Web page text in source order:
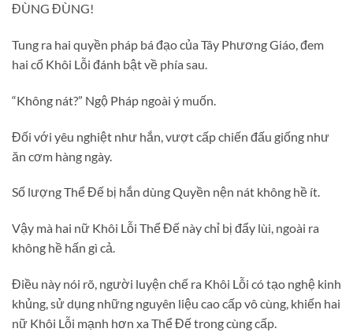
ĐÙNG ĐÙNG!
Tung ra hai quyền pháp bá đạo của Tây Phương Giáo, đem
hai cổ Khôi Lỗi đánh bật về phía sau.
“Không nát?” Ngộ Pháp ngoài ý muốn.
Đối với yêu nghiệt như hắn, vượt cấp chiến đấu giống như
ăn cơm hàng ngày.
Số lượng Thể Đế bị hắn dùng Quyền nện nát không hề ít.
Vậy mà hai nữ Khôi Lỗi Thể Đế này chỉ bị đẩy lùi, ngoài ra
không hề hấn gì cả.
Điều này nói rõ, người luyện chế ra Khôi Lỗi có tạo nghệ kinh
khủng, sử dụng những nguyên liệu cao cấp vô cùng, khiến hai
nữ Khôi Lỗi mạnh hơn xa Thể Đế trong cùng cấp.